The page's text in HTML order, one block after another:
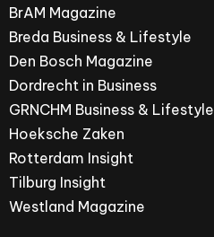
BrAM Magazine
Breda Business & Lifestyle
Den Bosch Magazine
Dordrecht in Business
GRNCHM Business & Lifestyle
Hoeksche Zaken
Rotterdam Insight
Tilburg Insight
Westland Magazine